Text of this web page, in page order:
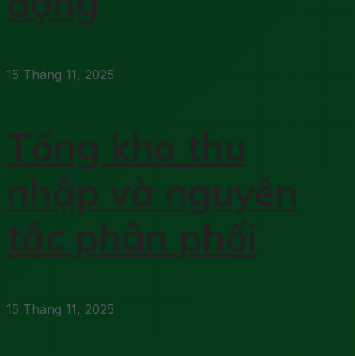
15 Tháng 11, 2025
Tổng kho thu
nhập và nguyên
tắc phân phối
15 Tháng 11, 2025